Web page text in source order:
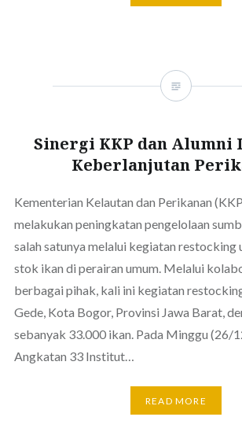
Sinergi KKP dan Alumni
Keberlanjutan
Kementerian Kelautan dan Perikanan
melakukan peningkatan pengelolaan
salah satunya melalui kegiatan restocking
stok ikan di perairan umum. Melalui
berbagai pihak, kali ini kegiatan
Gede, Kota Bogor, Provinsi Jawa Barat,
sebanyak 33.000 ikan. Pada Minggu (26/
Angkatan 33 Institut…
READ MORE